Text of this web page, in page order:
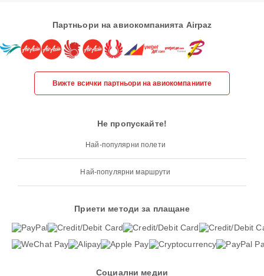
Партньори на авиокомпанията Airpaz
Вижте всички партньори на авиокомпаниите
Не пропускайте!
Най-популярни полети
Най-популярни маршрути
Приети методи за плащане
Социални медии